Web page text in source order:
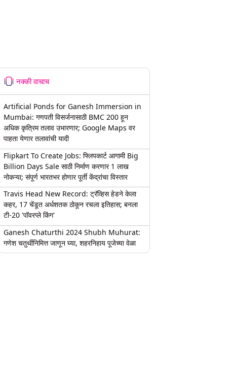
नक्की वाचाच
Artificial Ponds for Ganesh Immersion in
Mumbai: गणपती विसर्जनासाठी BMC 200 हून
अधिक कृत्रिम तलाव उभारणार; Google Maps वर
पाहता येणार तलावांची यादी
Flipkart To Create Jobs: फ्लिपकार्ट आगामी Big
Billion Days Sale साठी निर्माण करणार 1 लाख
नोकऱ्या; संपूर्ण भारतभर होणार पूर्ती केंद्रांचा विस्तार
Travis Head New Record: ट्रॅव्हिस हेडने केला
कहर, 17 चेंडूत अर्धशतक ठोकून रचला इतिहास; बनला
टी-20 'पॉवरप्ले किंग'
Ganesh Chaturthi 2024 Shubh Muhurat:
गणेश चतुर्थीनिमित्त जाणून घ्या, शहरनिहाय पूजेच्या वेळा